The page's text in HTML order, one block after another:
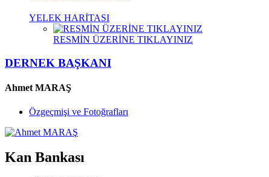
YELEK HARİTASI
RESMİN ÜZERİNE TIKLAYINIZ
DERNEK BAŞKANI
Ahmet MARAŞ
Özgeçmişi ve Fotoğrafları
Kan Bankası